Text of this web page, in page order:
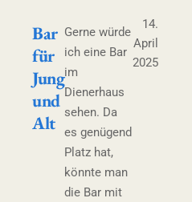
Bar
für
Jung
und
Alt
Gerne würde
ich eine Bar
im
Dienerhaus
sehen. Da
es genügend
Platz hat,
könnte man
die Bar mit
14.
April
2025